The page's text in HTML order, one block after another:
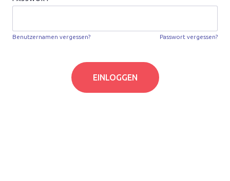
Passwort vergessen?
Benutzernamen vergessen?